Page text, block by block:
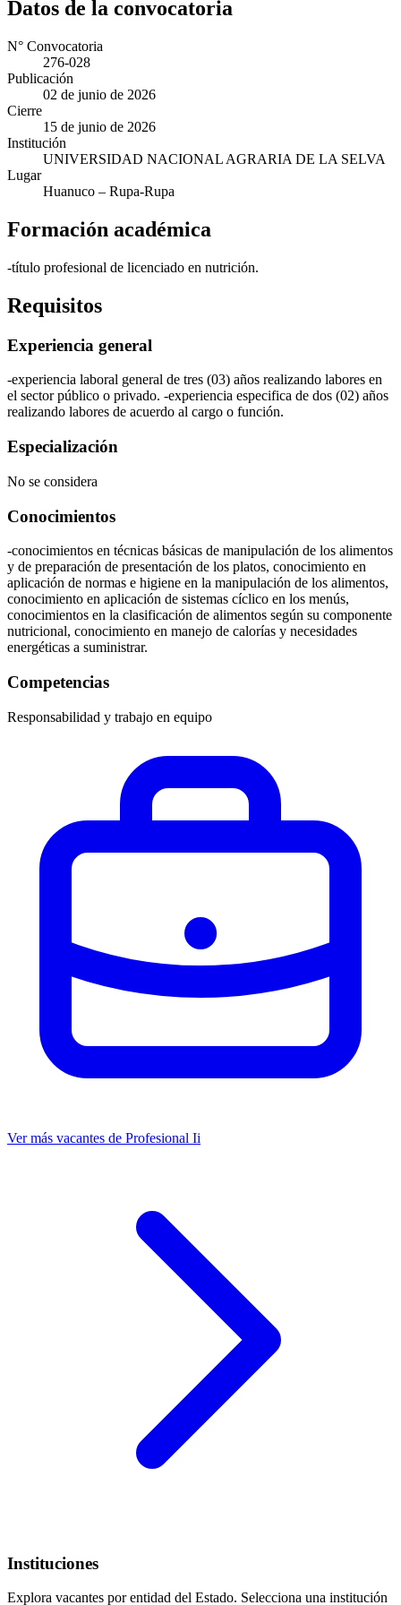
Datos de la convocatoria
N° Convocatoria
276-028
Publicación
02 de junio de 2026
Cierre
15 de junio de 2026
Institución
UNIVERSIDAD NACIONAL AGRARIA DE LA SELVA
Lugar
Huanuco – Rupa-Rupa
Formación académica
-título profesional de licenciado en nutrición.
Requisitos
Experiencia general
-experiencia laboral general de tres (03) años realizando labores en
el sector público o privado. -experiencia especifica de dos (02) años
realizando labores de acuerdo al cargo o función.
Especialización
No se considera
Conocimientos
-conocimientos en técnicas básicas de manipulación de los alimentos
y de preparación de presentación de los platos, conocimiento en
aplicación de normas e higiene en la manipulación de los alimentos,
conocimiento en aplicación de sistemas cíclico en los menús,
conocimientos en la clasificación de alimentos según su componente
nutricional, conocimiento en manejo de calorías y necesidades
energéticas a suministrar.
Competencias
Responsabilidad y trabajo en equipo
Ver más vacantes de Profesional Ii
Instituciones
Explora vacantes por entidad del Estado. Selecciona una institución